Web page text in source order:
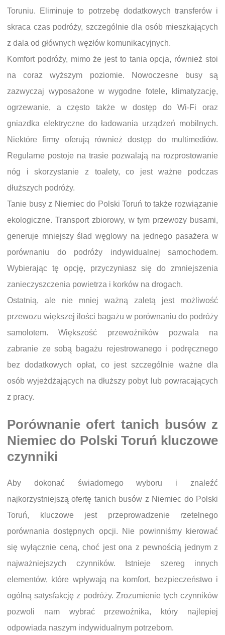
Toruniu. Eliminuje to potrzebę dodatkowych transferów i
skraca czas podróży, szczególnie dla osób mieszkających
z dala od głównych węzłów komunikacyjnych.
Komfort podróży, mimo że jest to tania opcja, również stoi
na coraz wyższym poziomie. Nowoczesne busy są
zazwyczaj wyposażone w wygodne fotele, klimatyzację,
ogrzewanie, a często także w dostęp do Wi-Fi oraz
gniazdka elektryczne do ładowania urządzeń mobilnych.
Niektóre firmy oferują również dostęp do multimediów.
Regularne postoje na trasie pozwalają na rozprostowanie
nóg i skorzystanie z toalety, co jest ważne podczas
dłuższych podróży.
Tanie busy z Niemiec do Polski Toruń to także rozwiązanie
ekologiczne. Transport zbiorowy, w tym przewozy busami,
generuje mniejszy ślad węglowy na jednego pasażera w
porównaniu do podróży indywidualnej samochodem.
Wybierając tę opcję, przyczyniasz się do zmniejszenia
zanieczyszczenia powietrza i korków na drogach.
Ostatnią, ale nie mniej ważną zaletą jest możliwość
przewozu większej ilości bagażu w porównaniu do podróży
samolotem. Większość przewoźników pozwala na
zabranie ze sobą bagażu rejestrowanego i podręcznego
bez dodatkowych opłat, co jest szczególnie ważne dla
osób wyjeżdżających na dłuższy pobyt lub powracających
z pracy.
Porównanie ofert tanich busów z
Niemiec do Polski Toruń kluczowe
czynniki
Aby dokonać świadomego wyboru i znaleźć
najkorzystniejszą ofertę tanich busów z Niemiec do Polski
Toruń, kluczowe jest przeprowadzenie rzetelnego
porównania dostępnych opcji. Nie powinniśmy kierować
się wyłącznie ceną, choć jest ona z pewnością jednym z
najważniejszych czynników. Istnieje szereg innych
elementów, które wpływają na komfort, bezpieczeństwo i
ogólną satysfakcję z podróży. Zrozumienie tych czynników
pozwoli nam wybrać przewoźnika, który najlepiej
odpowiada naszym indywidualnym potrzebom.